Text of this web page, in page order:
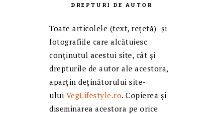
DREPTURI DE AUTOR
Toate articolele (text, reţetă) și
fotografiile care alcătuiesc
conținutul acestui site, cât și
drepturile de autor ale acestora,
aparțin deținătorului site-
ului VegLifestyle.ro. Copierea și
diseminarea acestora pe orice